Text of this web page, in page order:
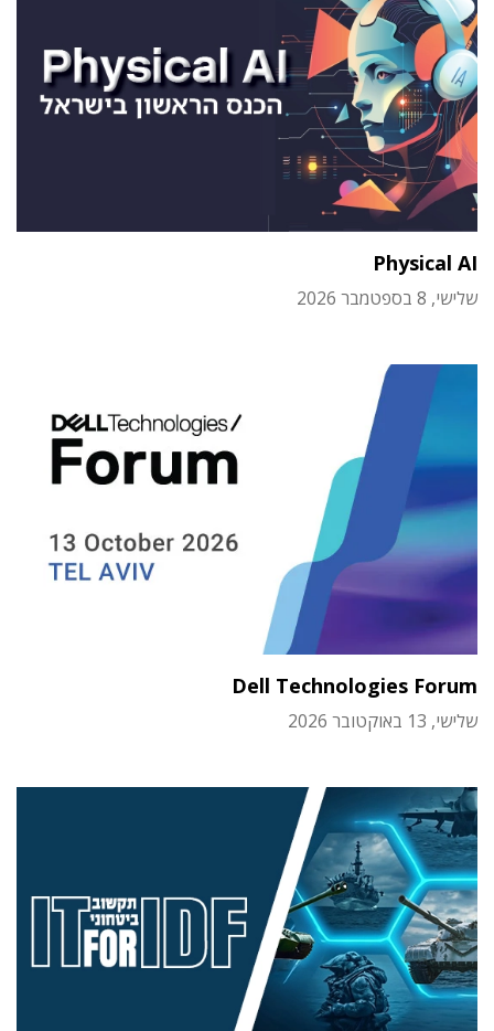
Physical AI
שלישי, 8 בספטמבר 2026
Dell Technologies Forum
שלישי, 13 באוקטובר 2026